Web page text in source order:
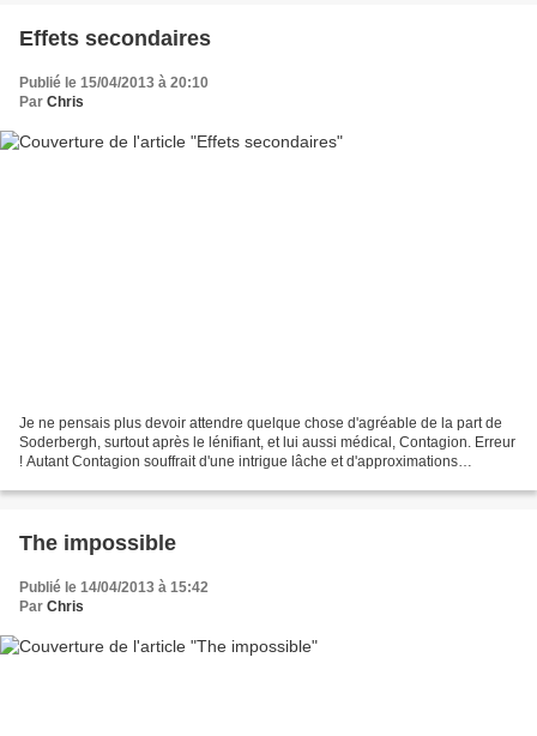
Effets secondaires
Publié le 15/04/2013 à 20:10
Par Chris
Je ne pensais plus devoir attendre quelque chose d'agréable de la part de
Soderbergh, surtout après le lénifiant, et lui aussi médical, Contagion. Erreur
! Autant Contagion souffrait d'une intrigue lâche et d'approximations
The impossible
Publié le 14/04/2013 à 15:42
Par Chris